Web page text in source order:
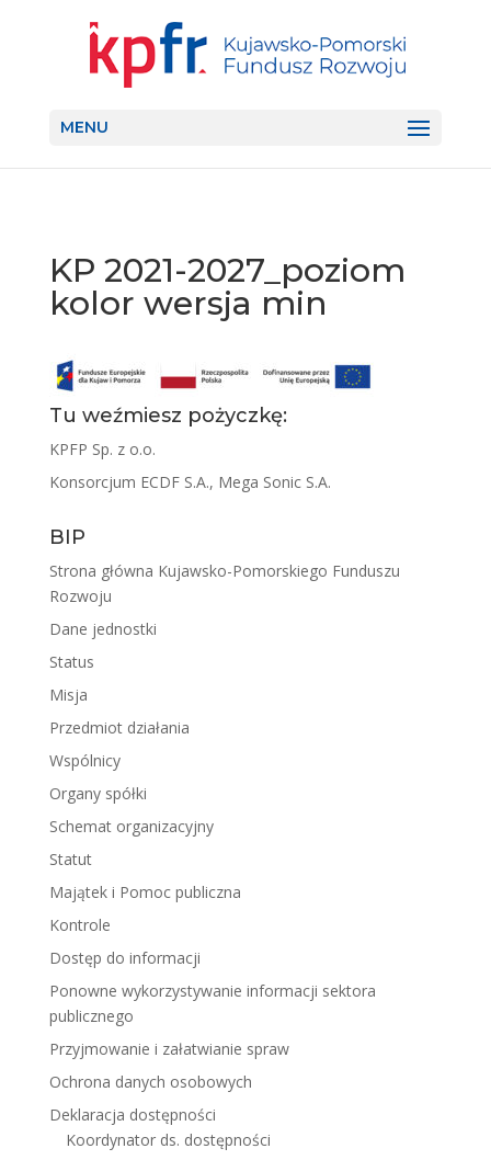
MENU
KP 2021-2027_poziom
kolor wersja min
Tu weźmiesz pożyczkę:
KPFP Sp. z o.o.
Konsorcjum ECDF S.A., Mega Sonic S.A.
BIP
Strona główna Kujawsko-Pomorskiego Funduszu
Rozwoju
Dane jednostki
Status
Misja
Przedmiot działania
Wspólnicy
Organy spółki
Schemat organizacyjny
Statut
Majątek i Pomoc publiczna
Kontrole
Dostęp do informacji
Ponowne wykorzystywanie informacji sektora
publicznego
Przyjmowanie i załatwianie spraw
Ochrona danych osobowych
Deklaracja dostępności
Koordynator ds. dostępności